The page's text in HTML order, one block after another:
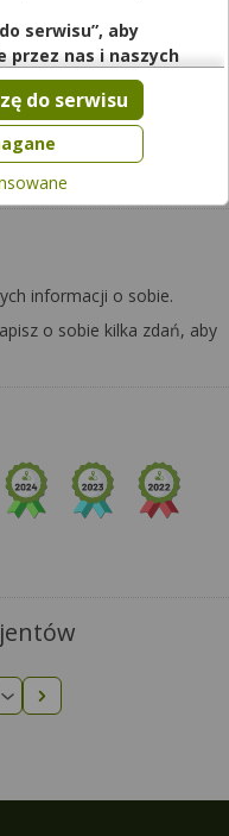
do apteki,
informacji o sobie.
o sobie kilka zdań, aby
Następna strona
serwisu”, aby
przez nas i naszych
celach.
a wyrażoną
możesz też wycofać
tylko w niektórych
lub chcesz
wRegulaminie
do serwisu